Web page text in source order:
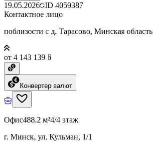
19.05.2026 ID 4059387
Контактное лицо
поблизости с д. Тарасово, Минская область
от 4 143 139 ƃ
Конвертер валют
Офис488.2 м²4/4 этаж
г. Минск, ул. Кульман, 1/1